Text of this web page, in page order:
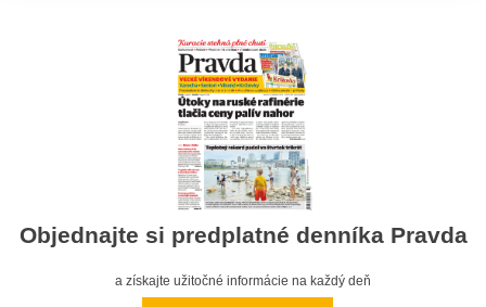
Objednajte si predplatné denníka Pravda
a získajte užitočné informácie na každý deň